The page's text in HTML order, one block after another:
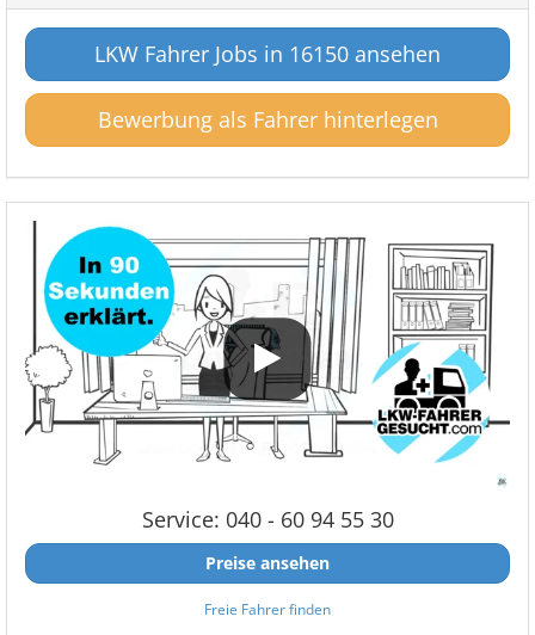
LKW Fahrer Jobs in 16150 ansehen
Bewerbung als Fahrer hinterlegen
Service: 040 - 60 94 55 30
Preise ansehen
Freie Fahrer finden